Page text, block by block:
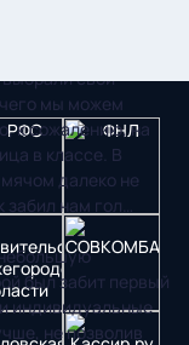
свой
чего мы можем
к сожалению, на
в классе. В
далеко не
забил нам гол…
был забит первый
индивидуальные
не позволив